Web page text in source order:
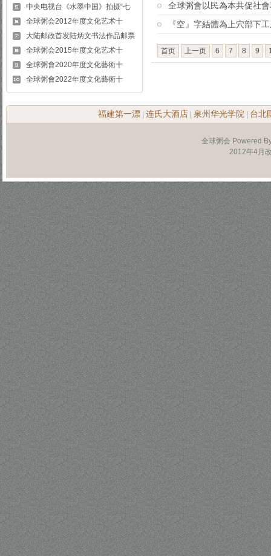
中央电视台《水墨中国》拍摄“七
全球粥会2012年度文化艺术十
大陆邮政首发陆炳文书法作品邮票
全球粥会2015年度文化艺术十
全球粥會2020年度文化藝術十
全球粥會2022年度文化藝術十
全球粥會以民為本共促社
『空』字結體為上穴部下
首页 上一页 6 7 8 9
福建第一漂 连氏大酒店 泉州华光学院 台北
全球粥会 Powered
2012年4月